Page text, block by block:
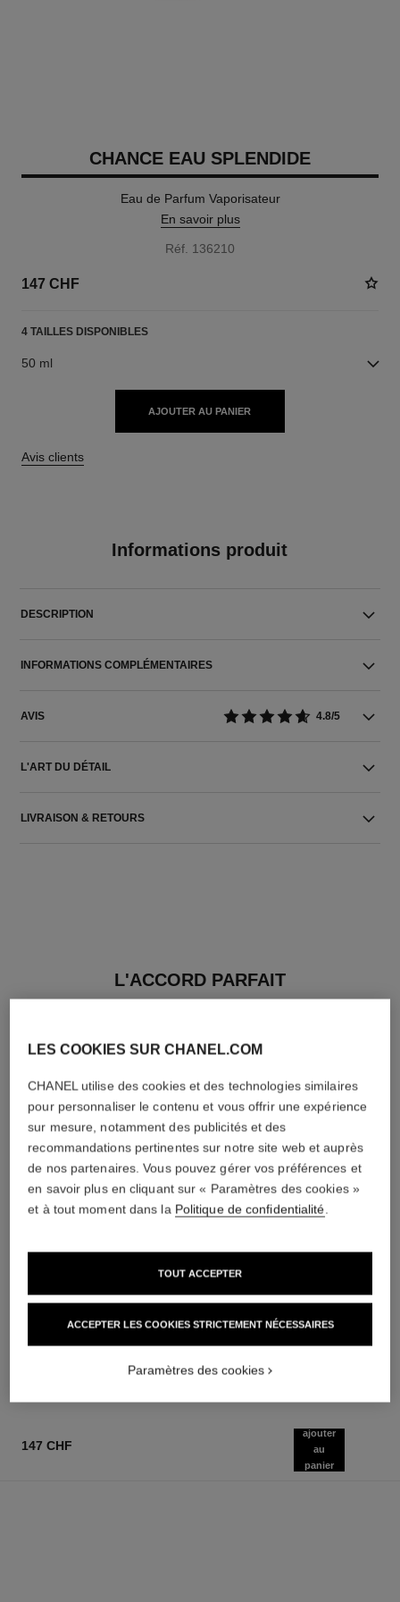
CHANCE EAU SPLENDIDE
Eau de Parfum Vaporisateur
En savoir plus
Réf. 136210
147 CHF
4 TAILLES DISPONIBLES
50 ml
AJOUTER AU PANIER
Avis clients
Informations produit
DESCRIPTION
INFORMATIONS COMPLÉMENTAIRES
AVIS 4.8/5
L'ART DU DÉTAIL
LIVRAISON & RETOURS
L'ACCORD PARFAIT
Eau de Parfum Vaporisateur
à partir de
Huile Corps Hydratante
Parfumée
Réf. 126760
147 CHF
ajouter
au
panier
LES COOKIES SUR CHANEL.COM
CHANEL utilise des cookies et des technologies similaires
pour personnaliser le contenu et vous offrir une expérience
sur mesure, notamment des publicités et des
recommandations pertinentes sur notre site web et auprès
de nos partenaires. Vous pouvez gérer vos préférences et
en savoir plus en cliquant sur « Paramètres des cookies »
et à tout moment dans la Politique de confidentialité.
ACCEPTER LES COOKIES STRICTEMENT NÉCESSAIRES
TOUT ACCEPTER
Paramètres des cookies